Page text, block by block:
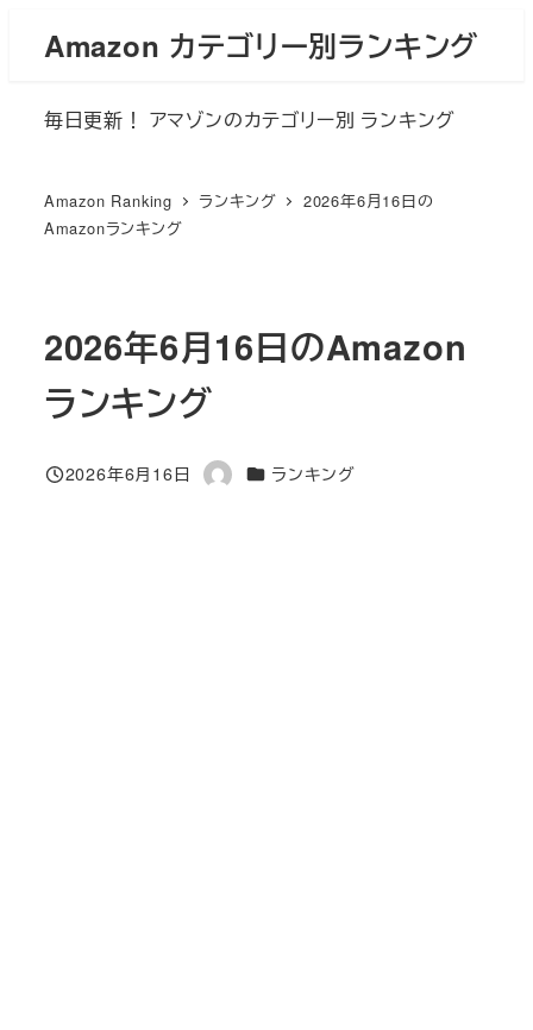
Amazon カテゴリー別ランキング
毎日更新！ アマゾンのカテゴリー別 ランキング
Amazon Ranking ランキング
2026年6月16日の
Amazonランキング
2026年6月16日のAmazon
ランキング
投稿日
2026年6月16日
著
カテゴリー
ランキング